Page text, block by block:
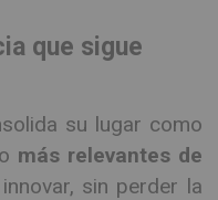
que sigue
su lugar como
más relevantes de
sin perder la